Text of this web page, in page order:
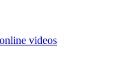
videos